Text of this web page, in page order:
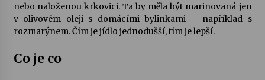
nebo naloženou krkovici. Ta by měla být marinovaná jen
v olivovém oleji s domácími bylinkami – například s
rozmarýnem. Čím je jídlo jednodušší, tím je lepší.
Co je co